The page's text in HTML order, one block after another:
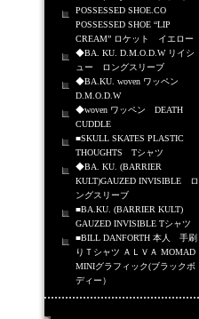
POSSESSED SHOE.CO
POSSESSED SHOE “LIP
CREAM” ロケット イエロー
◆BA. KU. D.M.O.D.W リイシ
ュー ロングスリーブ
◆BA.KU. woven ワッペン
D.M.O.D.W
◆woven ワッペン DEATH
CUDDLE
■SKULL SKATES PLASTIC
THOUGHTS Tシャツ
◆BA. KU. (BARRIER
KULT)GAUZED INVISIBLE ロ
ングスリーブ
■BA.KU. (BARRIER KULT)
GAUZED INVISIBLE Tシャツ
■BILL DANFORTH 本人 手刷
りＴシャツ ＡＬＶＡ MOMAD
MINIグラフィック(ブラックボ
ディー）